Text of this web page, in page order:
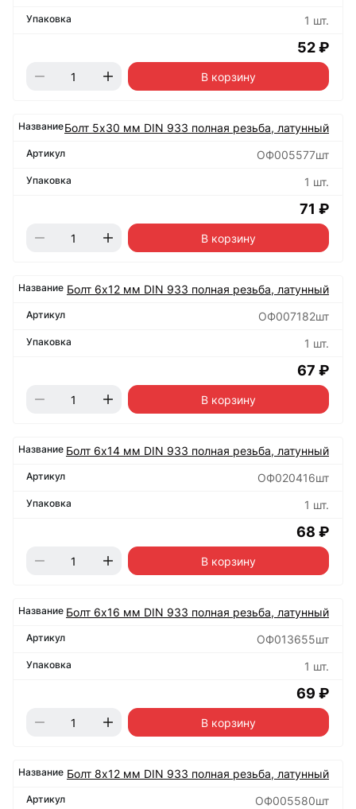
1 шт.
52 ₽
В корзину
Болт 5х30 мм DIN 933 полная резьба, латунный
ОФ005577шт
1 шт.
71 ₽
В корзину
Болт 6х12 мм DIN 933 полная резьба, латунный
ОФ007182шт
1 шт.
67 ₽
В корзину
Болт 6х14 мм DIN 933 полная резьба, латунный
ОФ020416шт
1 шт.
68 ₽
В корзину
Болт 6х16 мм DIN 933 полная резьба, латунный
ОФ013655шт
1 шт.
69 ₽
В корзину
Болт 8х12 мм DIN 933 полная резьба, латунный
ОФ005580шт